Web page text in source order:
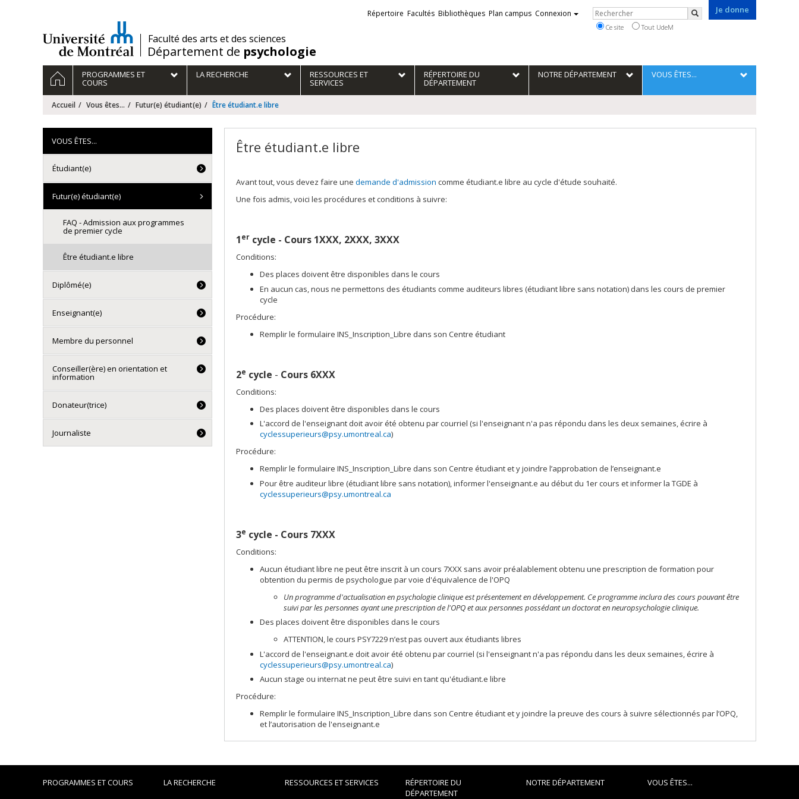
/Faculté des arts et des sciences
Département de psychologie
Je donne
Liens
externes
Répertoire Facultés Bibliothèques Plan campus Connexion Rechercher
Rechercher
Ce site Tout UdeM
Navigation
principale
ACCUEILPROGRAMMES ET
COURS
LA RECHERCHE RESSOURCES ET
SERVICES
RÉPERTOIRE DU
DÉPARTEMENT
NOTRE DÉPARTEMENT VOUS ÊTES...
Accueil Vous êtes... Futur(e) étudiant(e) Être étudiant.e libre
Être étudiant.e libre
Avant tout, vous devez faire une demande d'admission comme étudiant.e libre au cycle d'étude souhaité.
Une fois admis, voici les procédures et conditions à suivre:
1er cycle - Cours 1XXX, 2XXX, 3XXX
Conditions:
Des places doivent être disponibles dans le cours
En aucun cas, nous ne permettons des étudiants comme auditeurs libres (étudiant libre sans notation) dans les cours de premier
cycle
Procédure:
Remplir le formulaire INS_Inscription_Libre dans son Centre étudiant
2e cycle - Cours 6XXX
Conditions:
Des places doivent être disponibles dans le cours
L'accord de l'enseignant doit avoir été obtenu par courriel (si l'enseignant n'a pas répondu dans les deux semaines, écrire à
cyclessuperieurs@psy.umontreal.ca)
Procédure:
Remplir le formulaire INS_Inscription_Libre dans son Centre étudiant et y joindre l’approbation de l’enseignant.e
Pour être auditeur libre (étudiant libre sans notation), informer l'enseignant.e au début du 1er cours et informer la TGDE à
cyclessuperieurs@psy.umontreal.ca
3e cycle - Cours 7XXX
Conditions:
Aucun étudiant libre ne peut être inscrit à un cours 7XXX sans avoir préalablement obtenu une prescription de formation pour
obtention du permis de psychologue par voie d'équivalence de l'OPQ
Un programme d'actualisation en psychologie clinique est présentement en développement. Ce programme inclura des cours pouvant être
suivi par les personnes ayant une prescription de l'OPQ et aux personnes possédant un doctorat en neuropsychologie clinique.
Des places doivent être disponibles dans le cours
ATTENTION, le cours PSY7229 n’est pas ouvert aux étudiants libres
L'accord de l'enseignant.e doit avoir été obtenu par courriel (si l'enseignant n'a pas répondu dans les deux semaines, écrire à
cyclessuperieurs@psy.umontreal.ca)
Aucun stage ou internat ne peut être suivi en tant qu'étudiant.e libre
Procédure:
Remplir le formulaire INS_Inscription_Libre dans son Centre étudiant et y joindre la preuve des cours à suivre sélectionnés par l’OPQ,
et l’autorisation de l'enseignant.e
VOUS ÊTES...
Étudiant(e)
Futur(e) étudiant(e)
FAQ - Admission aux programmes
de premier cycle
Être étudiant.e libre
Diplômé(e)
Enseignant(e)
Membre du personnel
Conseiller(ère) en orientation et
information
Donateur(trice)
Journaliste
PROGRAMMES ET COURS LA RECHERCHE RESSOURCES ET SERVICES
RÉPERTOIRE DU
DÉPARTEMENT
NOTRE DÉPARTEMENT VOUS ÊTES...